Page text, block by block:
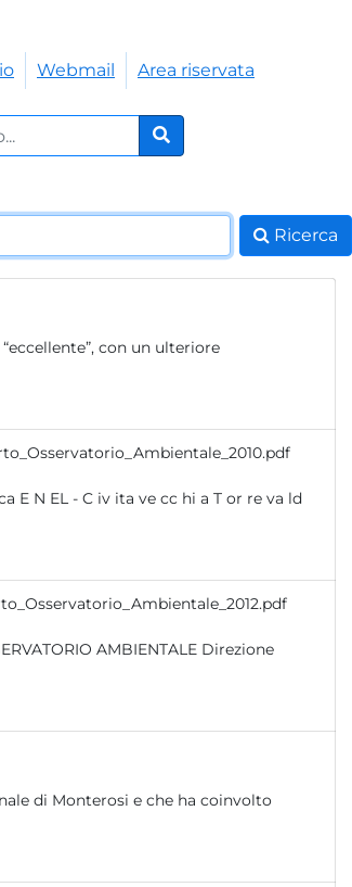
Webmail Area riservata
Cerca
Ricerca
con un ulteriore
di Monterosi e che ha coinvolto